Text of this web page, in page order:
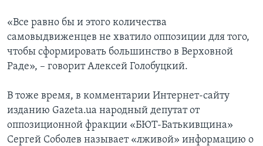
«Все равно бы и этого количества
самовыдвиженцев не хватило оппозиции для того,
чтобы сформировать большинство в Верховной
Раде», – говорит Алексей Голобуцкий.
В тоже время, в комментарии Интернет-сайту
изданию Gazeta.ua народный депутат от
оппозиционной фракции «БЮТ-Батькивщина»
Сергей Соболев называет «лживой» информацию о